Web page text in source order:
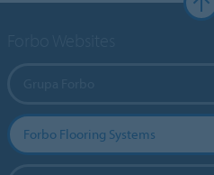
Forbo Flooring Systems